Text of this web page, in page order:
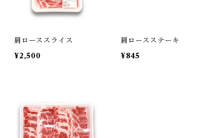
肩ローススライス
¥2,500
肩ロースステーキ
¥845